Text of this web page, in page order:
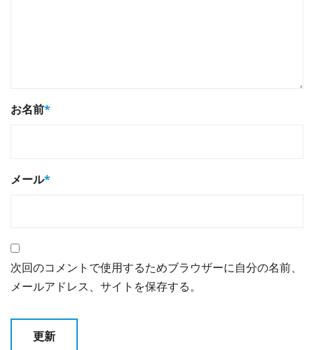
お名前*
メール*
次回のコメントで使用するためブラウザーに自分の名前、
メールアドレス、サイトを保存する。